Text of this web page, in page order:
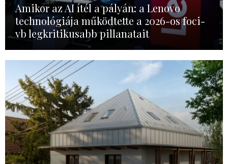
Amikor az AI ítél a pályán: a Lenovo
technológiája működtette a 2026-os foci-
vb legkritikusabb pillanatait